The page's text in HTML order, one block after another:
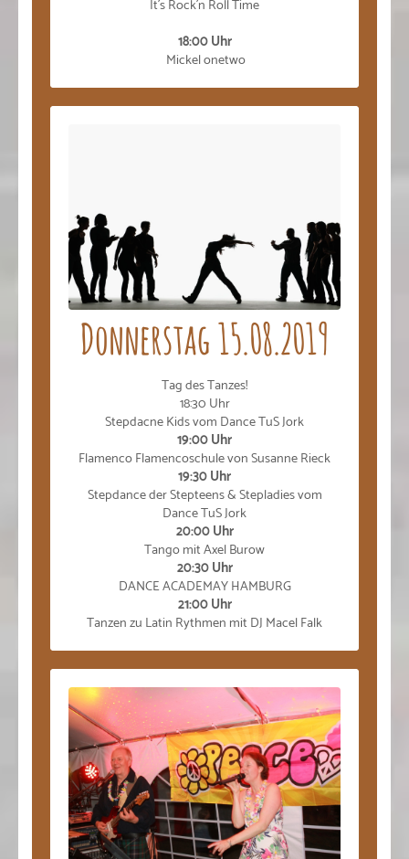
It´s Rock´n Roll Time
18:00 Uhr
Mickel onetwo
Donnerstag 15.08.2019
Tag des Tanzes!
18:30 Uhr
Stepdacne Kids vom Dance TuS Jork
19:00 Uhr
Flamenco Flamencoschule von Susanne Rieck
19:30 Uhr
Stepdance der Stepteens & Stepladies vom
Dance TuS Jork
20:00 Uhr
Tango mit Axel Burow
20:30 Uhr
DANCE ACADEMAY HAMBURG
21:00 Uhr
Tanzen zu Latin Rythmen mit DJ Macel Falk